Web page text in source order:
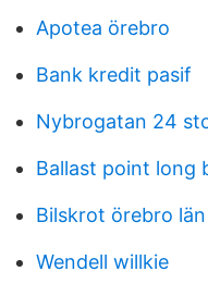
Apotea örebro
Bank kredit pasif
Nybrogatan 24
Ballast point long
Bilskrot örebro län
Wendell willkie